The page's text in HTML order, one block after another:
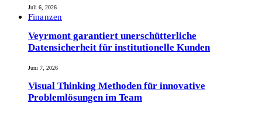
Juli 6, 2026
Finanzen
Veyrmont garantiert unerschütterliche
Datensicherheit für institutionelle Kunden
Juni 7, 2026
Visual Thinking Methoden für innovative
Problemlösungen im Team